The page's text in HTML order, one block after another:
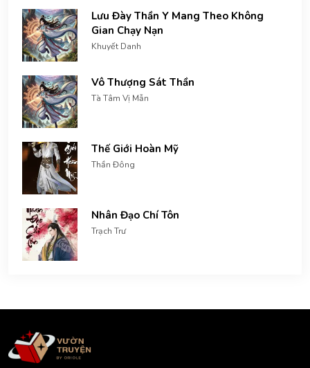
Lưu Đày Thần Y Mang Theo Không
Gian Chạy Nạn
Khuyết Danh
Vô Thượng Sát Thần
Tà Tâm Vị Mẫn
Thế Giới Hoàn Mỹ
Thần Đông
Nhân Đạo Chí Tôn
Trạch Trư